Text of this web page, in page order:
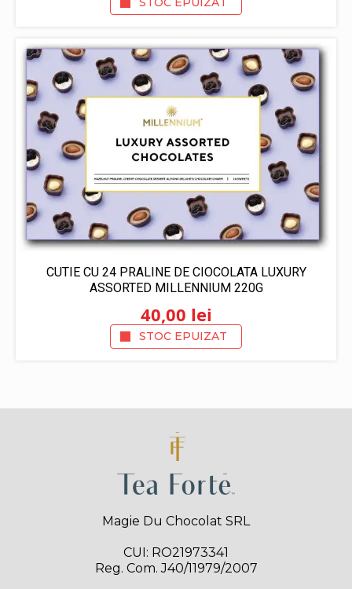
CUTIE CU 24 PRALINE DE CIOCOLATA LUXURY
ASSORTED MILLENNIUM 220G
40,00 lei
STOC EPUIZAT
Magie Du Chocolat SRL
CUI: RO21973341
Reg. Com. J40/11979/2007